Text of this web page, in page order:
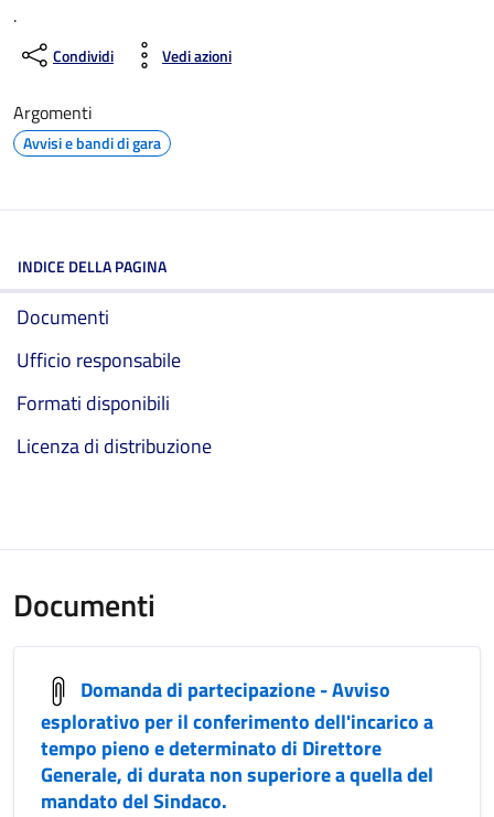
.
Condividi Vedi azioni
Argomenti
Avvisi e bandi di gara
INDICE DELLA PAGINA
Documenti
Ufficio responsabile
Formati disponibili
Licenza di distribuzione
Documenti
Domanda di partecipazione - Avviso
esplorativo per il conferimento dell'incarico a
tempo pieno e determinato di Direttore
Generale, di durata non superiore a quella del
mandato del Sindaco.